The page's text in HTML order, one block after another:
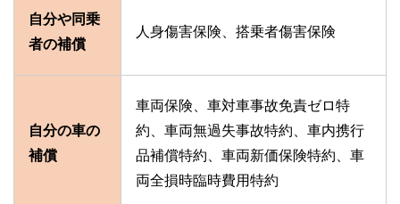
自分や同乗
者の補償
人身傷害保険、搭乗者傷害保険
自分の車の
補償
車両保険、車対車事故免責ゼロ特
約、車両無過失事故特約、車内携行
品補償特約、車両新価保険特約、車
両全損時臨時費用特約